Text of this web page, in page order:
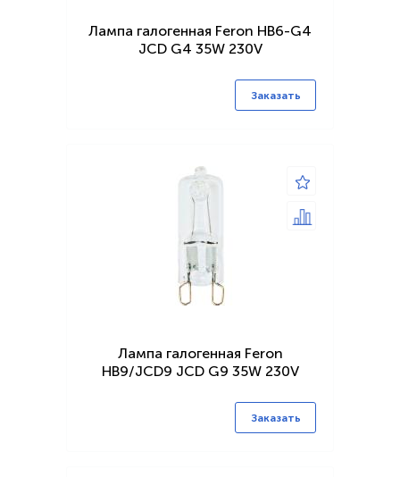
Лампа галогенная Feron HB6-G4
JCD G4 35W 230V
Заказать
Лампа галогенная Feron
HB9/JCD9 JCD G9 35W 230V
Заказать